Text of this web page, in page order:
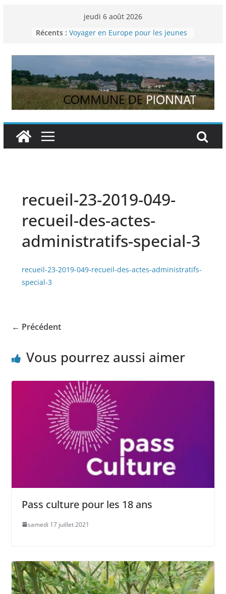
jeudi 6 août 2026
Récents :
Permanence France Lyme
Voyager en Europe pour les jeunes
Liste des délibérations du conseil
municipal en date du 5/12/2024
Liste des délibérations du conseil
municipal du 29 novembre 2024
recueil-23-2019-049-
recueil-des-actes-
administratifs-special-3
recueil-23-2019-049-recueil-des-actes-administratifs-
special-3
← Précédent
Vous pourrez aussi aimer
Pass culture pour les 18 ans
samedi 17 juillet 2021